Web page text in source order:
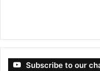
Subscribe to our